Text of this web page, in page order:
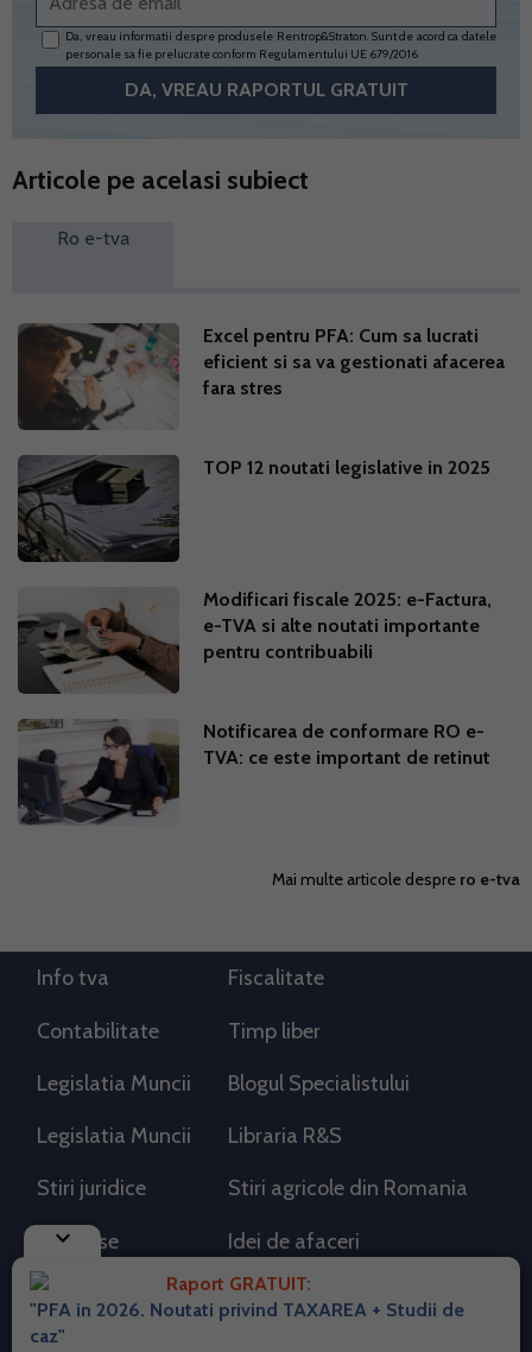
Da, vreau informatii despre produsele Rentrop&Straton. Sunt de acord ca datele
personale sa fie prelucrate conform Regulamentului UE 679/2016
Articole pe acelasi subiect
Ro e-tva
Excel pentru PFA: Cum sa lucrati
eficient si sa va gestionati afacerea
fara stres
TOP 12 noutati legislative in 2025
Modificari fiscale 2025: e-Factura,
e-TVA si alte noutati importante
pentru contribuabili
Notificarea de conformare RO e-
TVA: ce este important de retinut
Mai multe articole despre ro e-tva
keyboard_arrow_down
Raport GRATUIT:
"PFA in 2026. Noutati privind TAXAREA + Studii de
caz"
Info tva Fiscalitate
Contabilitate Timp liber
Legislatia Muncii Blogul Specialistului
Legislatia Muncii Libraria R&S
Stiri juridice Stiri agricole din Romania
AdSense Idei de afaceri
RSS Flux RSS 2.0